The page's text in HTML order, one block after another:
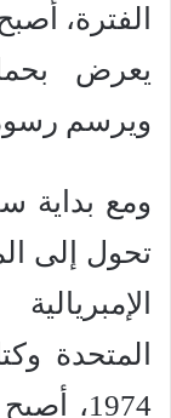
الفترة،
يعرض
ويرسم
ومع بداية
تحول إلى
المتحدة
1974،